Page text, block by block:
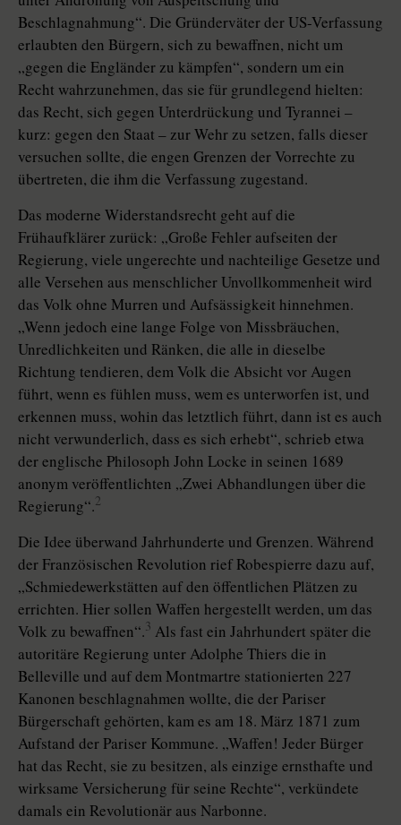
Beschlagnahmung“. Die Gründerväter der US-Verfassung
erlaubten den Bürgern, sich zu bewaffnen, nicht um
„gegen die Engländer zu kämpfen“, sondern um ein
Recht wahrzunehmen, das sie für grundlegend hielten:
das Recht, sich gegen Unterdrückung und Tyrannei –
kurz: gegen den Staat – zur Wehr zu setzen, falls dieser
versuchen sollte, die engen Grenzen der Vorrechte zu
übertreten, die ihm die Verfassung zugestand.
Das moderne Widerstandsrecht geht auf die
Frühaufklärer zurück: „Große Fehler aufseiten der
Regierung, viele ungerechte und nachteilige Gesetze und
alle Versehen aus menschlicher Unvollkommenheit wird
das Volk ohne Murren und Aufsässigkeit hinnehmen.
„Wenn jedoch eine lange Folge von Missbräuchen,
Unredlichkeiten und Ränken, die alle in dieselbe
Richtung tendieren, dem Volk die Absicht vor Augen
führt, wenn es fühlen muss, wem es unterworfen ist, und
erkennen muss, wohin das letztlich führt, dann ist es auch
nicht verwunderlich, dass es sich erhebt“, schrieb etwa
der englische Philosoph John Locke in seinen 1689
anonym veröffentlichten „Zwei Abhandlungen über die
Regierung“.2
Die Idee überwand Jahrhunderte und Grenzen. Während
der Französischen Revolution rief Robespierre dazu auf,
„Schmiedewerkstätten auf den öffentlichen Plätzen zu
errichten. Hier sollen Waffen hergestellt werden, um das
Volk zu bewaffnen“.3 Als fast ein Jahrhundert später die
autoritäre Regierung unter Adolphe Thiers die in
Belleville und auf dem Montmartre stationierten 227
Kanonen beschlagnahmen wollte, die der Pariser
Bürgerschaft gehörten, kam es am 18. März 1871 zum
Aufstand der Pariser Kommune. „Waffen! Jeder Bürger
hat das Recht, sie zu besitzen, als einzige ernsthafte und
wirksame Versicherung für seine Rechte“, verkündete
damals ein Revolutionär aus Narbonne.